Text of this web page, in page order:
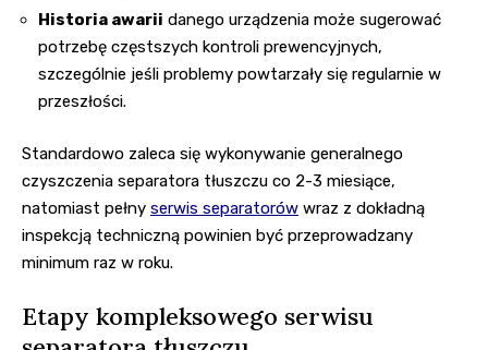
Historia awarii danego urządzenia może sugerować
potrzebę częstszych kontroli prewencyjnych,
szczególnie jeśli problemy powtarzały się regularnie w
przeszłości.
Standardowo zaleca się wykonywanie generalnego
czyszczenia separatora tłuszczu co 2-3 miesiące,
natomiast pełny serwis separatorów wraz z dokładną
inspekcją techniczną powinien być przeprowadzany
minimum raz w roku.
Etapy kompleksowego serwisu